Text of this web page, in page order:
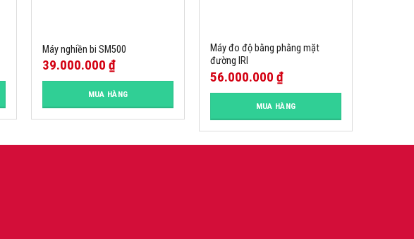
Máy nghiền bi SM500
39.000.000 ₫
MUA HÀNG
Máy đo độ bằng phằng mặt
đường IRI
56.000.000 ₫
MUA HÀNG